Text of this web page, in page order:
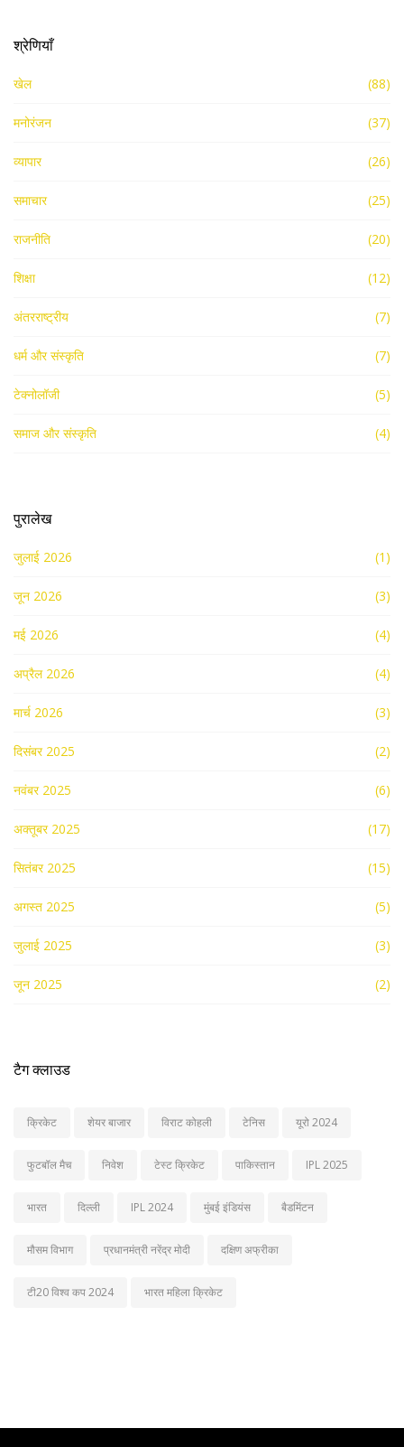
श्रेणियाँ
खेल (88)
मनोरंजन (37)
व्यापार (26)
समाचार (25)
राजनीति (20)
शिक्षा (12)
अंतरराष्ट्रीय (7)
धर्म और संस्कृति (7)
टेक्नोलॉजी (5)
समाज और संस्कृति (4)
पुरालेख
जुलाई 2026 (1)
जून 2026 (3)
मई 2026 (4)
अप्रैल 2026 (4)
मार्च 2026 (3)
दिसंबर 2025 (2)
नवंबर 2025 (6)
अक्तूबर 2025 (17)
सितंबर 2025 (15)
अगस्त 2025 (5)
जुलाई 2025 (3)
जून 2025 (2)
टैग क्लाउड
क्रिकेट शेयर बाजार विराट कोहली टेनिस यूरो 2024
फुटबॉल मैच निवेश टेस्ट क्रिकेट पाकिस्तान IPL 2025
भारत दिल्ली IPL 2024 मुंबई इंडियंस बैडमिंटन
मौसम विभाग प्रधानमंत्री नरेंद्र मोदी दक्षिण अफ्रीका
टी20 विश्व कप 2024 भारत महिला क्रिकेट